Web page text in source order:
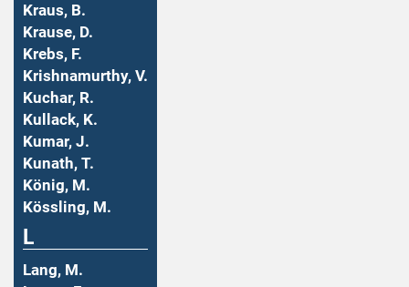
Kraus, B.
Krause, D.
Krebs, F.
Krishnamurthy, V.
Kuchar, R.
Kullack, K.
Kumar, J.
Kunath, T.
König, M.
Kössling, M.
L
Lang, M.